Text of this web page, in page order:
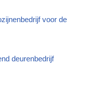
voor de
deurenbedrijf